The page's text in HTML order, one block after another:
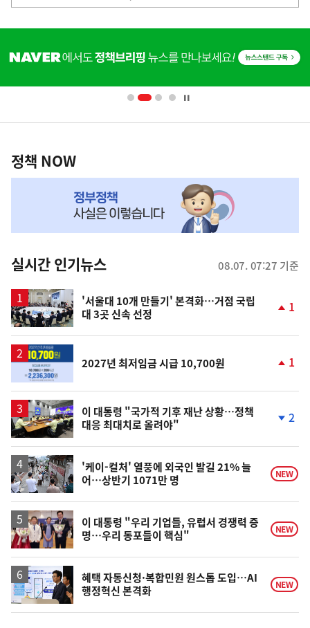
단
영
책
NOW,
뉴
스
정책 NOW
실시간 인기뉴스 08.07. 07:27 기준
'서울대 10개 만들기' 본격화…거점 국립
대 3곳 신속 선정
상
1
2027년 최저임금 시급 10,700원
상
1
이 대통령 "국가적 기후 재난 상황…정책
대응 최대치로 올려야"
하
락
2
'케이-컬처' 열풍에 외국인 발길 21% 늘
어…상반기 1071만 명
NEW
이 대통령 "우리 기업들, 유럽서 경쟁력 증
명…우리 동포들이 핵심"
NEW
혜택 자동신청·복합민원 원스톱 도입…AI
행정혁신 본격화
NEW